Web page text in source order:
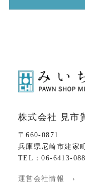
株式会社 見市
〒660-0871
兵庫県尼崎市建家
TEL：06-6413-
運営会社情報 ›